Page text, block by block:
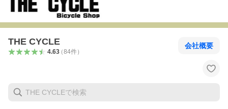
THE CYCLE
4.63（84件）
会社概要